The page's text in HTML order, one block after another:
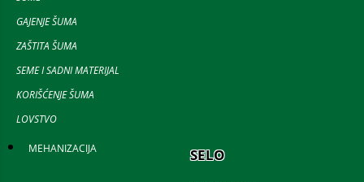
GAJENJE ŠUMA
ZAŠTITA ŠUMA
SEME I SADNI MATERIJAL
KORIŠĆENJE ŠUMA
LOVSTVO
MEHANIZACIJA SELO